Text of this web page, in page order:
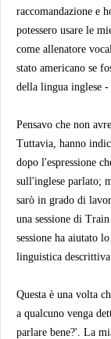
raccomandazione e
potessero usare le
come allenatore
stato americano se
della lingua inglese
Pensavo che non
Tuttavia, hanno
dopo l'espressione
sull'inglese parlato;
sarò in grado di
una sessione di
sessione ha aiutato
linguistica descrittiva.
Questa è una volta
a qualcuno venga
parlare bene?'. La